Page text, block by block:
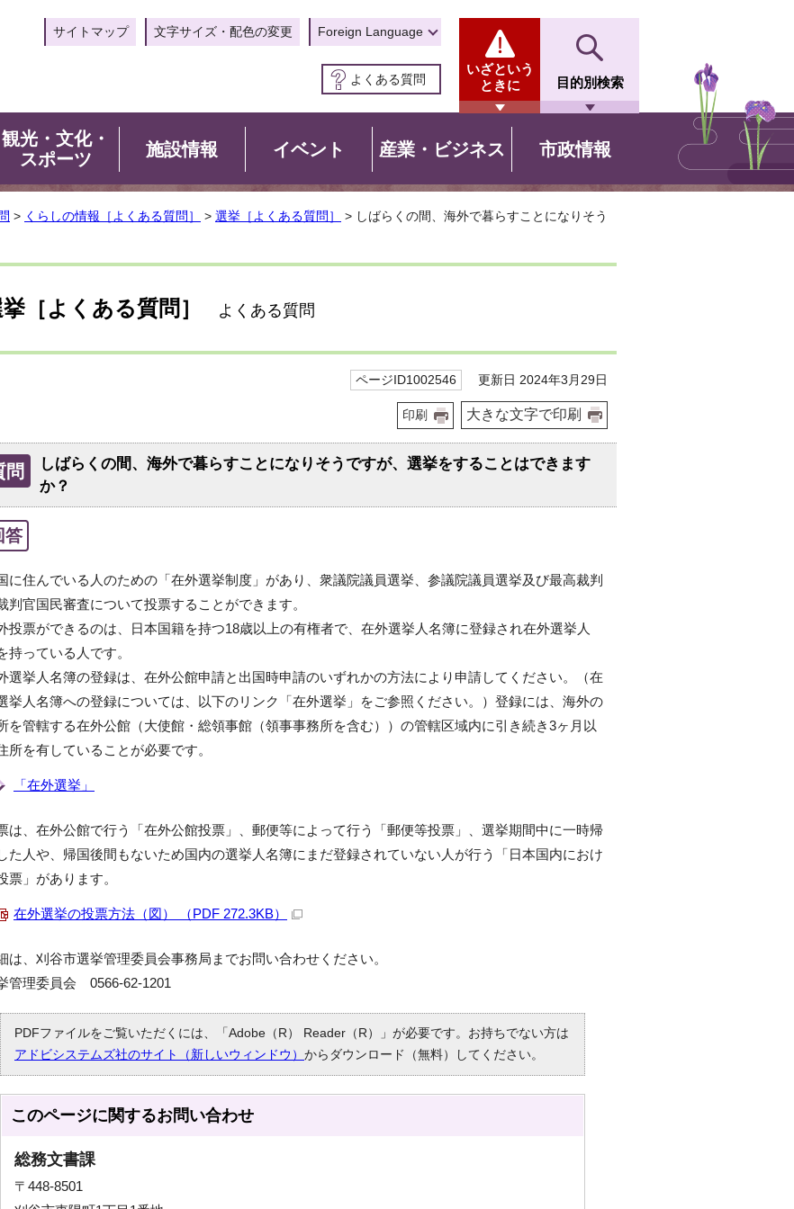
サイトマップ 文字サイズ・配色の変更 Foreign Language
よくある質問
いざという
ときに
目的別検索
観光・文化・
スポーツ
施設情報 イベント 産業・ビジネス 市政情報
> くらしの情報［よくある質問］ > 選挙［よくある質問］
> しばらくの間、海外で暮らすことになりそう
［よくある質問］ よくある質問
ページID1002546 更新日 2024年3月29日
印刷 大きな文字で印刷
問
しばらくの間、海外で暮らすことになりそうですが、選挙をすることはできます
か？
答
に住んでいる人のための「在外選挙制度」があり、衆議院議員選挙、参議院議員選挙及び最高裁判
判官国民審査について投票することができます。
投票ができるのは、日本国籍を持つ18歳以上の有権者で、在外選挙人名簿に登録され在外選挙人
持っている人です。
選挙人名簿の登録は、在外公館申請と出国時申請のいずれかの方法により申請してください。（在
挙人名簿への登録については、以下のリンク「在外選挙」をご参照ください。）登録には、海外の
を管轄する在外公館（大使館・総領事館（領事事務所を含む））の管轄区域内に引き続き3ヶ月以
所を有していることが必要です。
「在外選挙」
は、在外公館で行う「在外公館投票」、郵便等によって行う「郵便等投票」、選挙期間中に一時帰
た人や、帰国後間もないため国内の選挙人名簿にまだ登録されていない人が行う「日本国内におけ
票」があります。
在外選挙の投票方法（図） （PDF 272.3KB）
は、刈谷市選挙管理委員会事務局までお問い合わせください。
管理委員会 0566-62-1201
PDFファイルをご覧いただくには、「Adobe（R） Reader（R）」が必要です。お持ちでない方は
アドビシステムズ社のサイト（新しいウィンドウ） からダウンロード（無料）してください。
このページに関するお問い合わせ
総務文書課
〒448-8501